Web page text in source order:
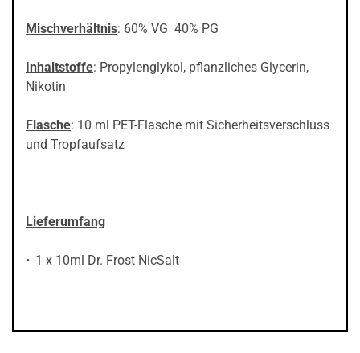
Mischverhältnis: 60% VG 40% PG
Inhaltstoffe: Propylenglykol, pflanzliches Glycerin,
Nikotin
Flasche: 10 ml PET-Flasche mit Sicherheitsverschluss
und Tropfaufsatz
Lieferumfang
1 x 10ml Dr. Frost NicSalt